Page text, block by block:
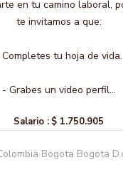
en tu camino laboral,
te invitamos a que:
tu hoja de vida.
- Grabes un video perfil...
Salario : $ 1.750.905
Bogota Bogota